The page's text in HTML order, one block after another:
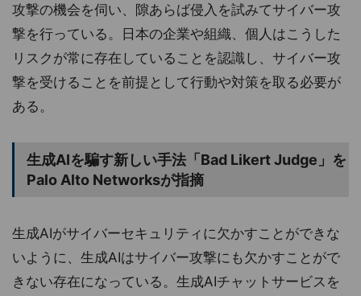
攻撃の機会を伺い、隙あらば侵入を試みてサイバー攻
撃を行っている。日本の企業や組織、個人はこうした
リスクが常に存在していることを認識し、サイバー攻
撃を受けることを前提として行動や対策を取る必要が
ある。
生成AIを騙す新しい手法「Bad Likert Judge」を
Palo Alto Networksが指摘
生成AIがサイバーセキュリティに欠かすことができな
いように、生成AIはサイバー攻撃にも欠かすことがで
きない存在になっている。生成AIチャットサービスを